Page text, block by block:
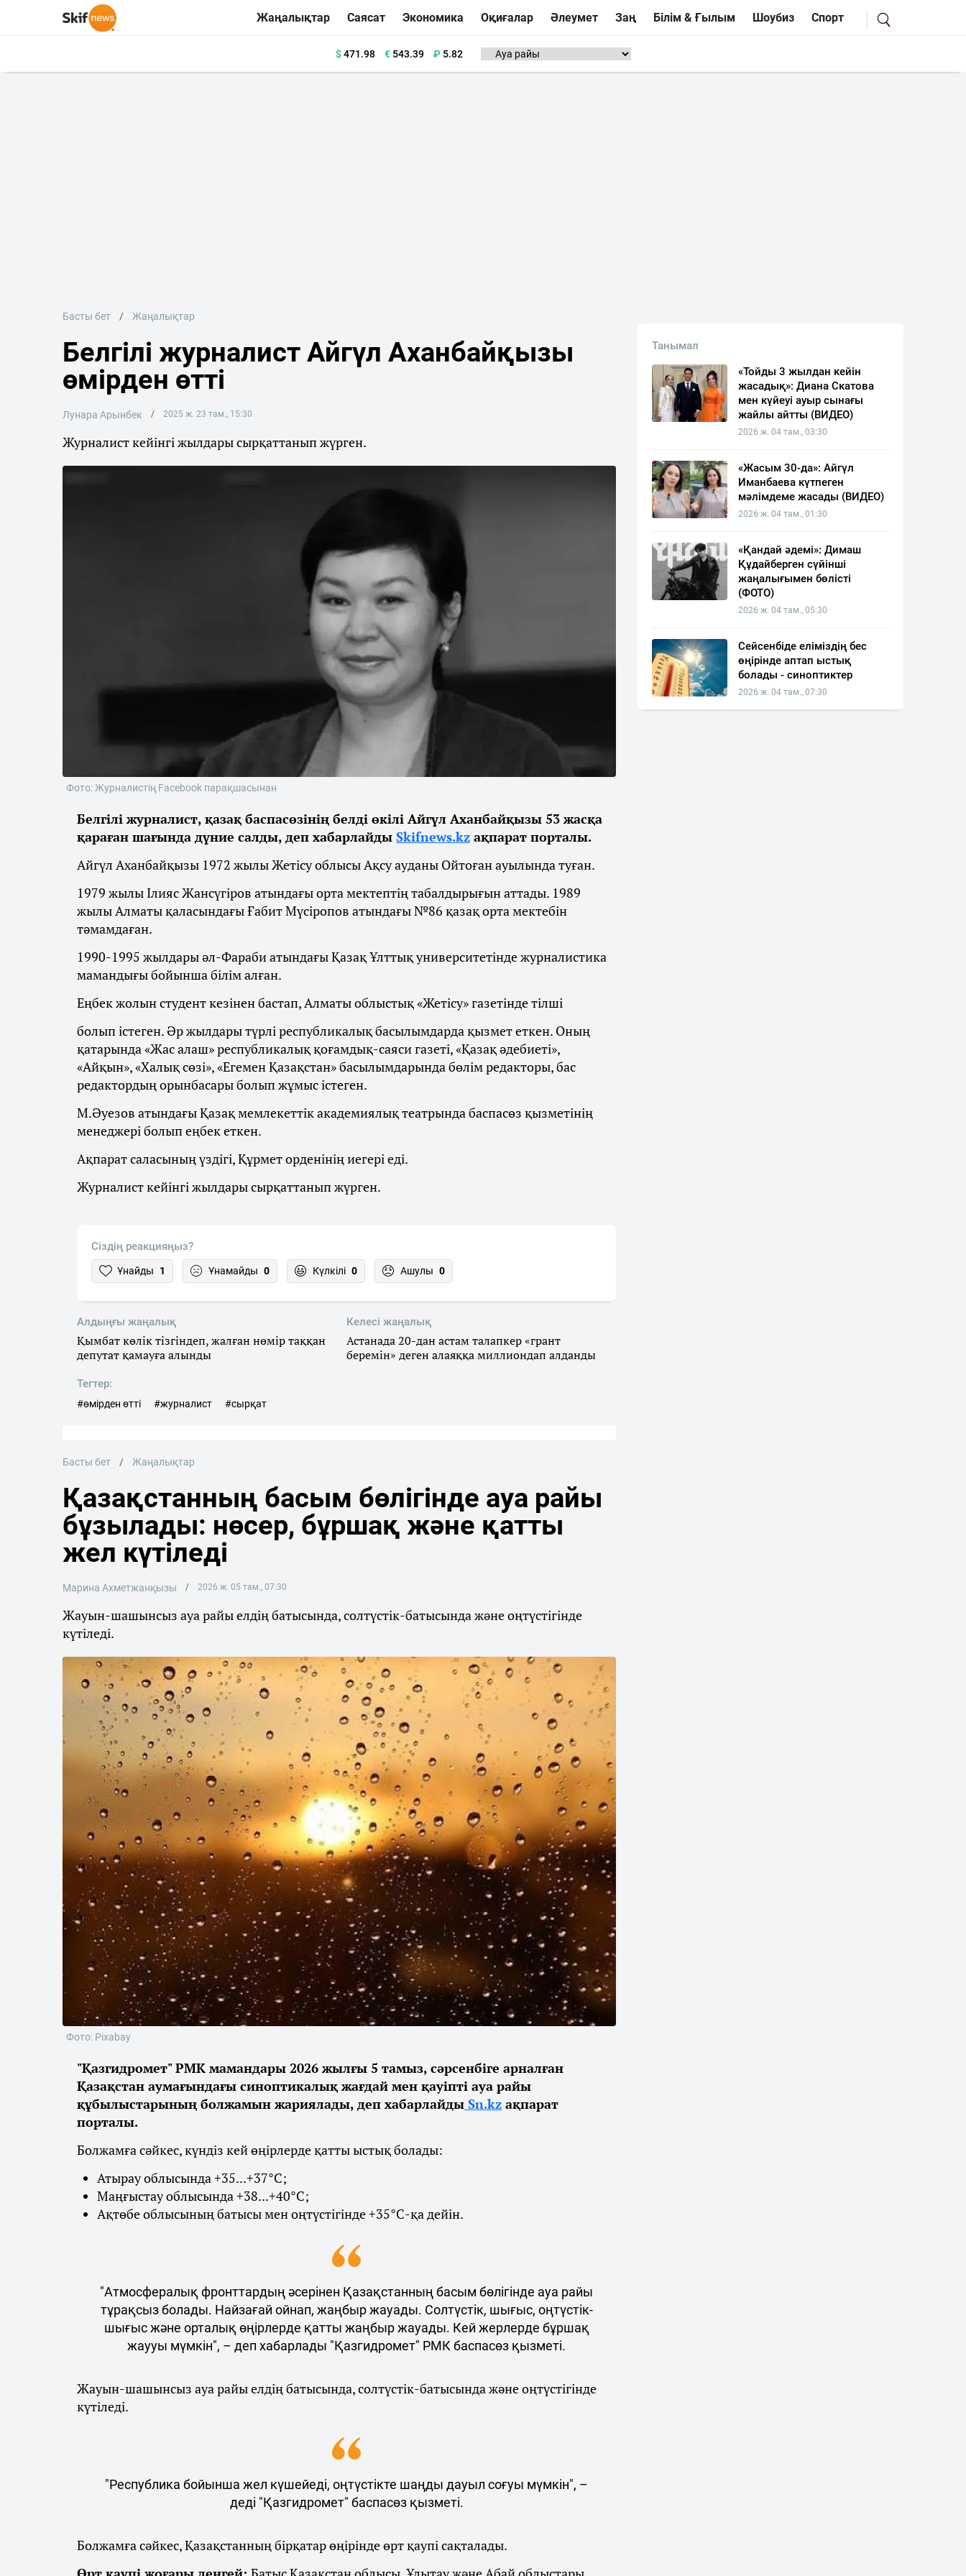
Жаңалықтар Саясат Экономика Оқиғалар Әлеумет Заң Білім & Ғылым Шоубиз Спорт
$471.98 €543.39 ₽ 5.82
Басты бет Жаңалықтар
Белгілі журналист Айгүл Аханбайқызы
өмірден өтті
Лунара Арынбек 2025 ж. 23 там., 15:30
Журналист кейінгі жылдары сырқаттанып жүрген.
Фото: Журналистің Facebook парақшасынан
Белгілі журналист, қазақ баспасөзінің белді өкілі Айгүл Аханбайқызы 53 жасқа
қараған шағында дүние салды, деп хабарлайды Skifnews.kz ақпарат порталы.
Айгүл Аханбайқызы 1972 жылы Жетісу облысы Ақсу ауданы Ойтоған ауылында туған.
1979 жылы Ілияс Жансүгіров атындағы орта мектептің табалдырығын аттады. 1989
жылы Алматы қаласындағы Ғабит Мүсіропов атындағы №86 қазақ орта мектебін
тәмамдаған.
1990-1995 жылдары әл-Фараби атындағы Қазақ Ұлттық университетінде журналистика
мамандығы бойынша білім алған.
Еңбек жолын студент кезінен бастап, Алматы облыстық «Жетісу» газетінде тілші
болып істеген. Әр жылдары түрлі республикалық басылымдарда қызмет еткен. Оның
қатарында «Жас алаш» республикалық қоғамдық-саяси газеті, «Қазақ әдебиеті»,
«Айқын», «Халық сөзі», «Егемен Қазақстан» басылымдарында бөлім редакторы, бас
редактордың орынбасары болып жұмыс істеген.
М.Әуезов атындағы Қазақ мемлекеттік академиялық театрында баспасөз қызметінің
менеджері болып еңбек еткен.
Ақпарат саласының үздігі, Құрмет орденінің иегері еді.
Журналист кейінгі жылдары сырқаттанып жүрген.
Сіздің реакцияңыз?
Ұнайды 1 Ұнамайды 0 Күлкілі 0 Ашулы 0
Алдыңғы жаңалық
Қымбат көлік тізгіндеп, жалған нөмір таққан
депутат қамауға алынды
Келесі жаңалық
Астанада 20-дан астам талапкер «грант
беремін» деген алаяққа миллиондап алданды
Тегтер:
#өмірден өтті #журналист #сырқат
Басты бет Жаңалықтар
Қазақстанның басым бөлігінде ауа райы
бұзылады: нөсер, бұршақ және қатты
жел күтіледі
Марина Ахметжанқызы 2026 ж. 05 там., 07:30
Жауын-шашынсыз ауа райы елдің батысында, солтүстік-батысында және оңтүстігінде
күтіледі.
Фото: Pixabay
"Қазгидромет" РМК мамандары 2026 жылғы 5 тамыз, сәрсенбіге арналған
Қазақстан аумағындағы синоптикалық жағдай мен қауіпті ауа райы
құбылыстарының болжамын жариялады, деп хабарлайды Sn.kz ақпарат
порталы.
Болжамға сәйкес, күндіз кей өңірлерде қатты ыстық болады:
Атырау облысында +35...+37°С;
Маңғыстау облысында +38...+40°С;
Ақтөбе облысының батысы мен оңтүстігінде +35°С-қа дейін.
"Атмосфералық фронттардың әсерінен Қазақстанның басым бөлігінде ауа райы
тұрақсыз болады. Найзағай ойнап, жаңбыр жауады. Солтүстік, шығыс, оңтүстік-
шығыс және орталық өңірлерде қатты жаңбыр жауады. Кей жерлерде бұршақ
жаууы мүмкін", – деп хабарлады "Қазгидромет" РМК баспасөз қызметі.
Жауын-шашынсыз ауа райы елдің батысында, солтүстік-батысында және оңтүстігінде
күтіледі.
"Республика бойынша жел күшейеді, оңтүстікте шаңды дауыл соғуы мүмкін", –
деді "Қазгидромет" баспасөз қызметі.
Болжамға сәйкес, Қазақстанның бірқатар өңірінде өрт қаупі сақталады.
Танымал
«Тойды 3 жылдан кейін
жасадық»: Диана Скатова
мен күйеуі ауыр сынағы
жайлы айтты (ВИДЕО)
2026 ж. 04 там., 03:30
«Жасым 30-да»: Айгүл
Иманбаева күтпеген
мәлімдеме жасады (ВИДЕО)
2026 ж. 04 там., 01:30
«Қандай әдемі»: Димаш
Құдайберген сүйінші
жаңалығымен бөлісті
(ФОТО)
2026 ж. 04 там., 05:30
Сейсенбіде еліміздің бес
өңірінде аптап ыстық
болады - синоптиктер
2026 ж. 04 там., 07:30